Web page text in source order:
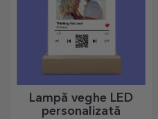
Lampă veghe LED
personalizată